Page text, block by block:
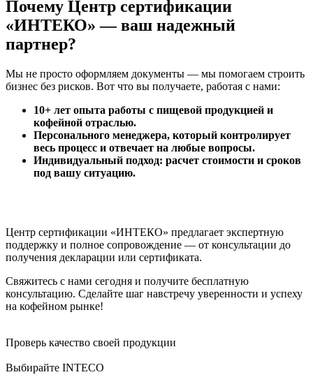
Почему Центр сертификации
«ИНТЕКО» — ваш надежный
партнер?
Мы не просто оформляем документы — мы помогаем строить
бизнес без рисков. Вот что вы получаете, работая с нами:
10+ лет опыта работы с пищевой продукцией и
кофейной отраслью.
Персонального менеджера, который контролирует
весь процесс и отвечает на любые вопросы.
Индивидуальный подход: расчет стоимости и сроков
под вашу ситуацию.
Центр сертификации «ИНТЕКО» предлагает экспертную
поддержку и полное сопровождение — от консультации до
получения декларации или сертификата.
Свяжитесь с нами сегодня и получите бесплатную
консультацию. Сделайте шаг навстречу уверенности и успеху
на кофейном рынке!
Проверь качество своей продукции
Выбирайте INTECO